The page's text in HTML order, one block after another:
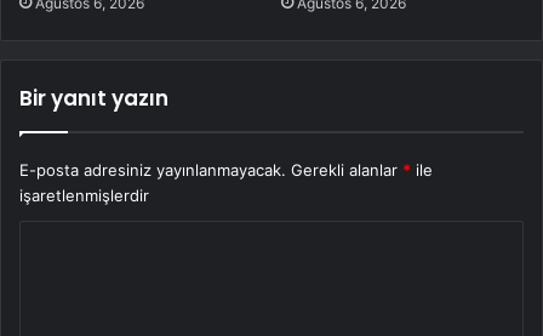
Bir yanıt yazın
E-posta adresiniz yayınlanmayacak. Gerekli alanlar * ile
işaretlenmişlerdir